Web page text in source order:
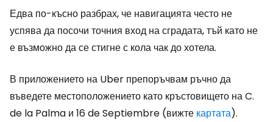
Едва по-късно разбрах, че навигацията често не
успява да посочи точния вход на сградата, тъй като не
е възможно да се стигне с кола чак до хотела.
В приложението на Uber препоръчвам ръчно да
въведете местоположението като кръстовището на C.
de la Palma и 16 de Septiembre (вижте картата).